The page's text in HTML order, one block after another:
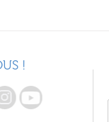
!